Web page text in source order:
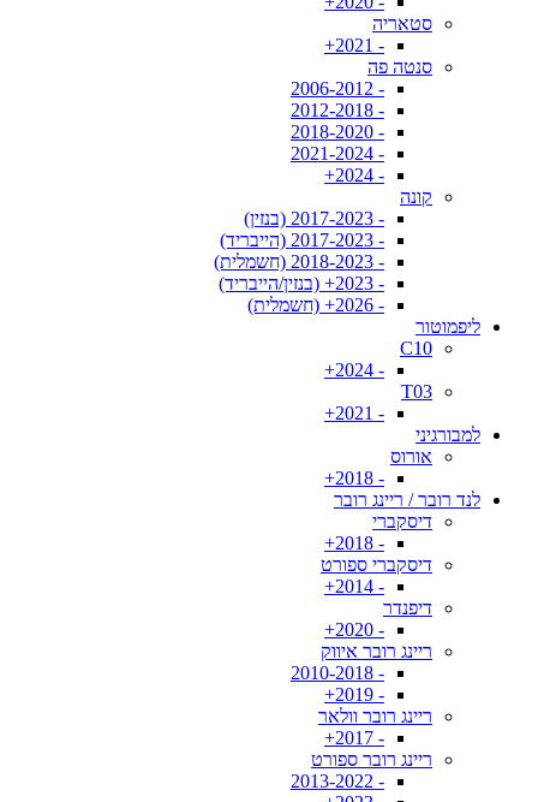
סטאריה
- 2021+
סנטה פה
- 2006-2012
- 2012-2018
- 2018-2020
- 2021-2024
- 2024+
קונה
- 2017-2023 (בנזין)
- 2017-2023 (הייבריד)
- 2018-2023 (חשמלית)
- 2023+ (בנזין/הייבריד)
- 2026+ (חשמלית)
ליפמוטור
C10
- 2024+
T03
- 2021+
למבורגיני
אורוס
- 2018+
לנד רובר / ריינג רובר
דיסקברי
- 2018+
דיסקברי ספורט
- 2014+
דיפנדר
- 2020+
ריינג רובר איווק
- 2010-2018
- 2019+
ריינג רובר וולאר
- 2017+
ריינג רובר ספורט
- 2013-2022